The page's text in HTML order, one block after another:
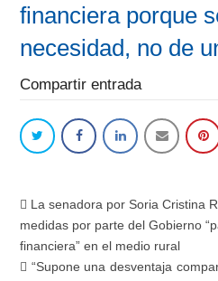
financiera porque
necesidad, no de
Compartir entrada
 La senadora por Soria Cristina
medidas por parte del Gobierno
financiera” en el medio rural
 “Supone una desventaja